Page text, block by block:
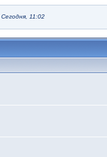
Сегодня, 11:02